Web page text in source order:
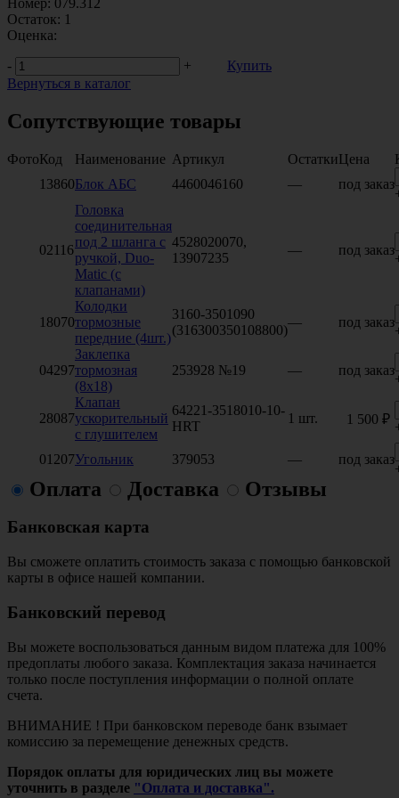
Остаток: 1
Оценка:
-
+
Купить
Вернуться в каталог
Сопутствующие товары
ФотоКод Наименование Артикул ОстаткиЦена
13860Блок АБС 4460046160 — под заказ
02116
Головка
соединительная
под 2 шланга с
ручкой, Duo-
Matic (c
клапанами)
4528020070,
13907235
— под заказ
18070
Колодки
тормозные
передние (4шт.)
3160-3501090
(316300350108800)
— под заказ
04297
Заклепка
тормозная
(8х18)
253928 №19 — под заказ
28087
Клапан
ускорительный
с глушителем
64221-3518010-10-
HRT
1 шт. 1 500 ₽
01207Угольник 379053 — под заказ
Оплата Доставка Отзывы
Банковская карта
Вы сможете оплатить стоимость заказа с помощью банковской
карты в офисе нашей компании.
Банковский перевод
Вы можете воспользоваться данным видом платежа для 100%
предоплаты любого заказа. Комплектация заказа начинается
только после поступления информации о полной оплате
счета.
ВНИМАНИЕ ! При банковском переводе банк взымает
комиссию за перемещение денежных средств.
Порядок оплаты для юридических лиц вы можете
уточнить в разделе "Оплата и доставка".